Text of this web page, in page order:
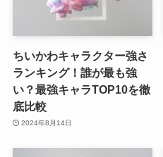
ちいかわキャラクター強さ
ランキング！誰が最も強
い？最強キャラTOP10を徹
底比較
2024年8月14日